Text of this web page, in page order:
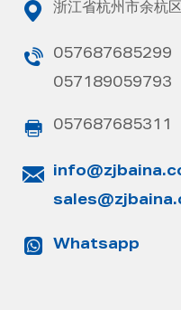
浙江省杭州市余杭
057687685299
057189059793
057687685311
Whatsapp